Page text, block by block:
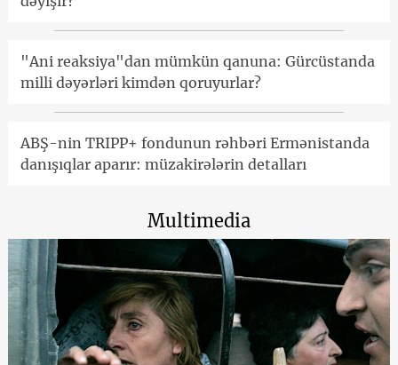
"Ani reaksiya"dan mümkün qanuna: Gürcüstanda
milli dəyərləri kimdən qoruyurlar?
ABŞ-nin TRIPP+ fondunun rəhbəri Ermənistanda
danışıqlar aparır: müzakirələrin detalları
Multimedia